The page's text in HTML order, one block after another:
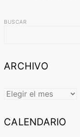
BUSCAR
ARCHIVO
ARCHIVO
CALENDARIO